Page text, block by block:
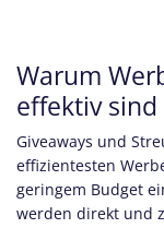
Warum
effektiv sind
Giveaways und
effizientesten
geringem Budget
werden direkt und